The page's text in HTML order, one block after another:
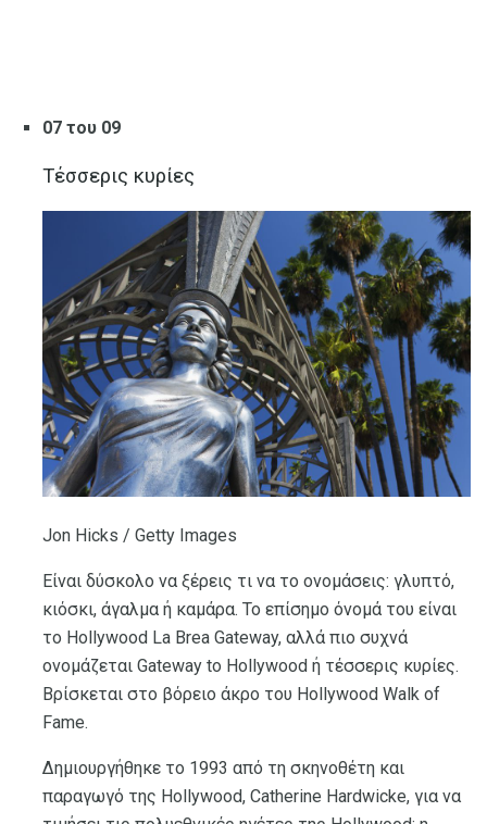
07 του 09
Τέσσερις κυρίες
Jon Hicks / Getty Images
Είναι δύσκολο να ξέρεις τι να το ονομάσεις: γλυπτό,
κιόσκι, άγαλμα ή καμάρα. Το επίσημο όνομά του είναι
το Hollywood La Brea Gateway, αλλά πιο συχνά
ονομάζεται Gateway to Hollywood ή τέσσερις κυρίες.
Βρίσκεται στο βόρειο άκρο του Hollywood Walk of
Fame.
Δημιουργήθηκε το 1993 από τη σκηνοθέτη και
παραγωγό της Hollywood, Catherine Hardwicke, για να